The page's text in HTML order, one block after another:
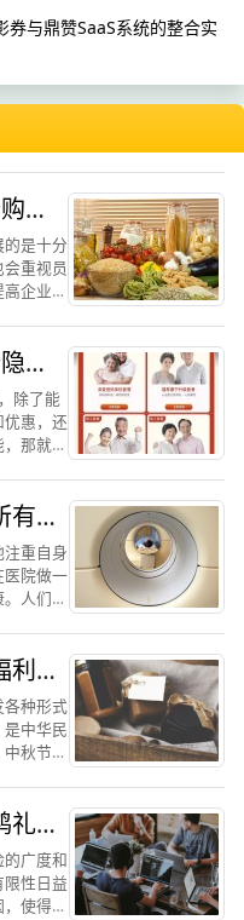
与鼎赞SaaS系统的整合实
物
是十分
重视员
企业员
藏
除了能
惠，还
那就是
有体
重自身
医院做一
人们在
利什
各种形式
中华民
秋节并
礼福
作用
广度和
性日益
使得员